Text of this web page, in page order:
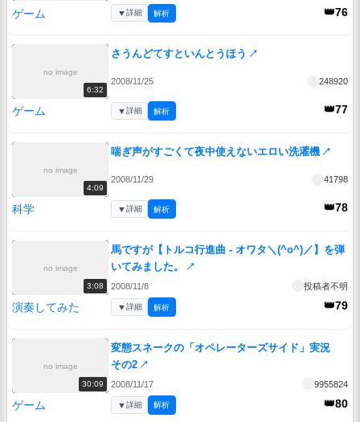
ゲーム 👑76
▼詳細 解析
no image
6:32
さうんどてすといんとうほう ↗
2008/11/25 248920
ゲーム 👑77
▼詳細 解析
no image
4:09
喘ぎ声がすごくて夜中使えないエロい洗濯機 ↗
2008/11/29 41798
科学 👑78
▼詳細 解析
no image
3:08
馬ですが【トルコ行進曲 - オワタ＼(^o^)／】を弾
いてみました。
↗
2008/11/8 投稿者不明
演奏してみた 👑79
▼詳細 解析
no image
30:09
変態スネークの「オペレーターズサイド」実況
その2 ↗
2008/11/17 9955824
ゲーム 👑80
▼詳細 解析